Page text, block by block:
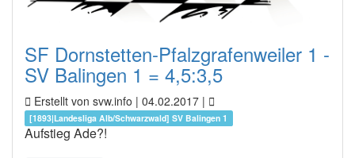
SF Dornstetten-Pfalzgrafenweiler 1 -
SV Balingen 1 = 4,5:3,5
Erstellt von svw.info | 04.02.2017 |
[1893|Landesliga Alb/Schwarzwald] SV Balingen 1
Aufstieg Ade?!